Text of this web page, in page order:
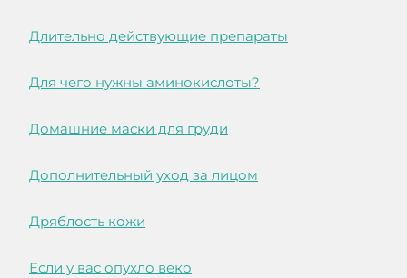
Длительно действующие препараты
Для чего нужны аминокислоты?
Домашние маски для груди
Дополнительный уход за лицом
Дряблость кожи
Если у вас опухло веко